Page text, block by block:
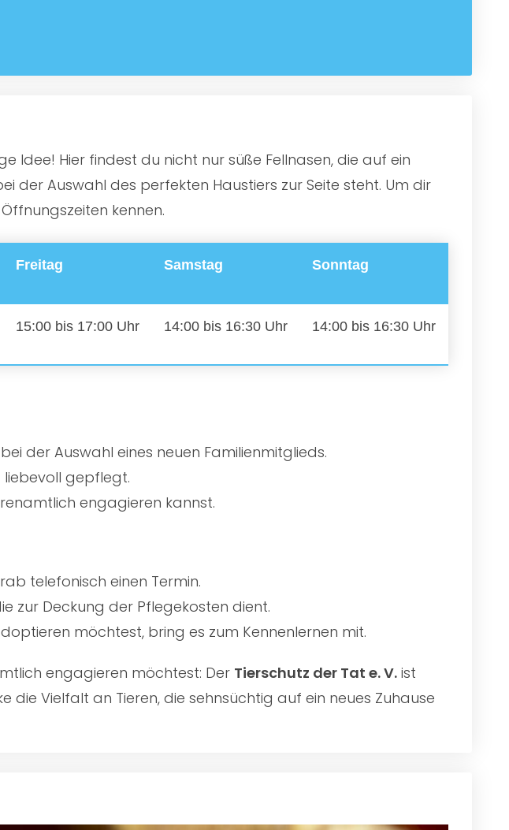
Idee! Hier findest du nicht nur süße Fellnasen, die auf ein
der Auswahl des perfekten Haustiers zur Seite steht. Um dir
kennen.
Freitag Samstag Sonntag
15:00 bis 17:00 Uhr 14:00 bis 16:30 Uhr 14:00 bis 16:30 Uhr
der Auswahl eines neuen Familienmitglieds.
liebevoll gepflegt.
engagieren kannst.
telefonisch einen Termin.
zur Deckung der Pflegekosten dient.
möchtest, bring es zum Kennenlernen mit.
engagieren möchtest: Der Tierschutz der Tat e. V. ist
Vielfalt an Tieren, die sehnsüchtig auf ein neues Zuhause